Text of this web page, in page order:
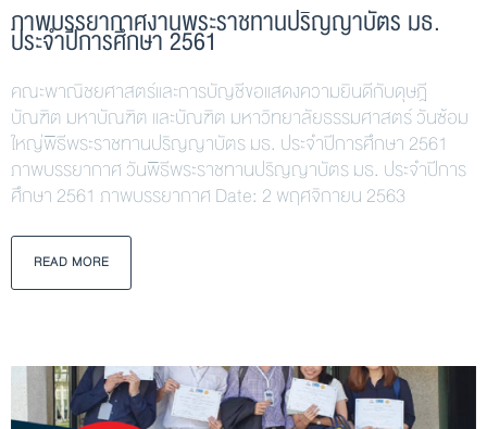
ภาพบรรยากาศงานพระราชทานปริญญาบัตร มธ.
ประจำปีการศึกษา 2561
คณะพาณิชยศาสตร์และการบัญชีขอแสดงความยินดีกับดุษฎี
บัณฑิต มหาบัณฑิต และบัณฑิต มหาวิทยาลัยธรรมศาสตร์ วันซ้อม
ใหญ่พิธีพระราชทานปริญญาบัตร มธ. ประจำปีการศึกษา 2561
ภาพบรรยากาศ วันพิธีพระราชทานปริญญาบัตร มธ. ประจำปีการ
ศึกษา 2561 ภาพบรรยากาศ Date: 2 พฤศจิกายน 2563
READ MORE